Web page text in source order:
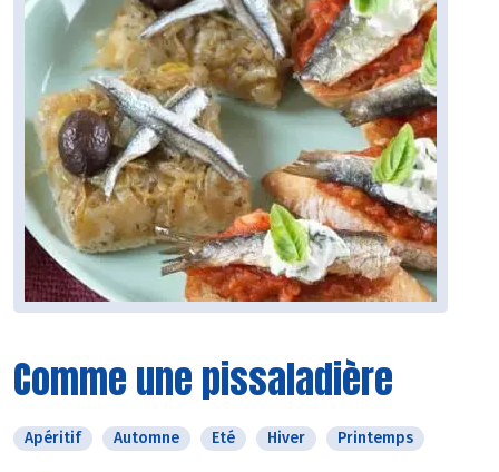
Comme une pissaladière
Apéritif Automne Eté Hiver Printemps